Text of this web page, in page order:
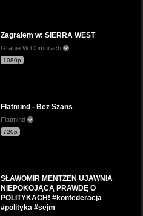
Zagrałem w: SIERRA WEST
Granie W Chmurach
1080p
Flatmind - Bez Szans
Flatmind
720p
SŁAWOMIR MENTZEN UJAWNIA
NIEPOKOJĄCĄ PRAWDĘ O
POLITYKACH! #konfederacja
#polityka #sejm